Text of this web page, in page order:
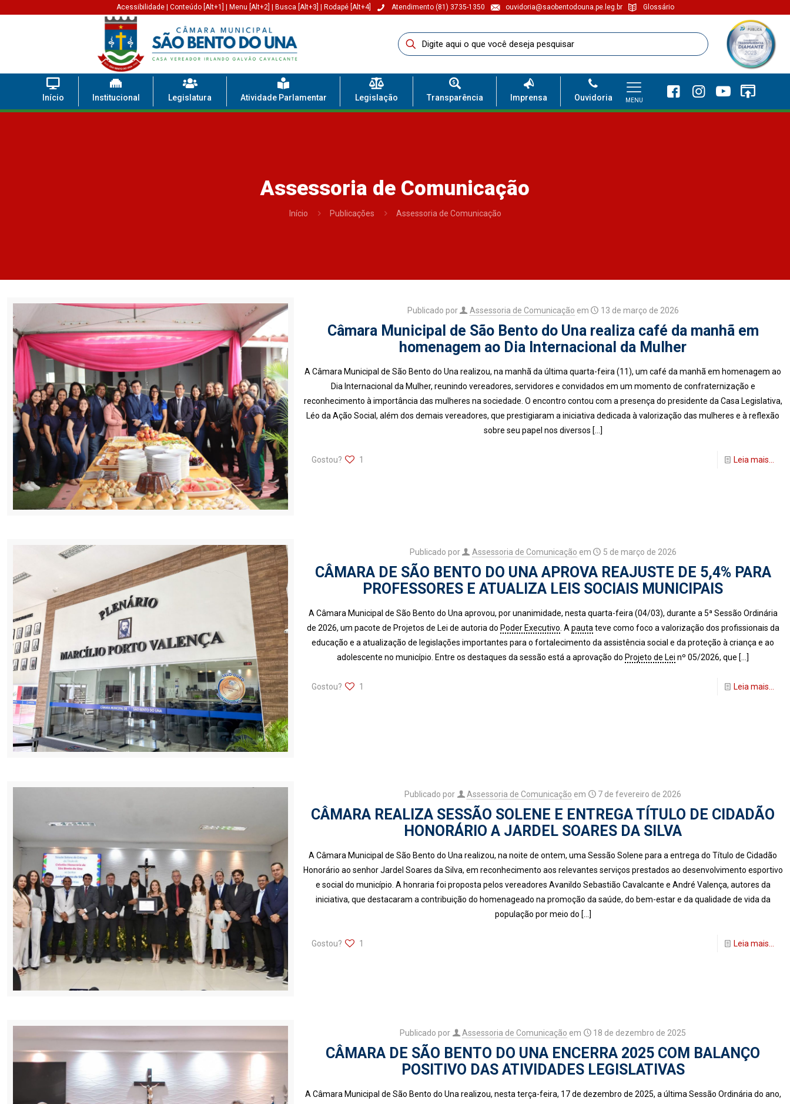
Acessibilidade| Conteúdo [Alt+1] Menu [Alt+2] Busca [Alt+3] Rodapé [Alt+4] Atendimento (81) 3735-1350 ouvidoria@saobentodouna.pe.leg.br Glossário
Início Institucional Legislatura Atividade Parlamentar Legislação Transparência Imprensa Ouvidoria MENU
Assessoria de Comunicação
Início Publicações Assessoria de Comunicação
Publicado por Assessoria de Comunicação em 13 de março de 2026
Câmara Municipal de São Bento do Una realiza café da manhã em
homenagem ao Dia Internacional da Mulher
A Câmara Municipal de São Bento do Una realizou, na manhã da última quarta-feira (11), um café da manhã em homenagem ao
Dia Internacional da Mulher, reunindo vereadores, servidores e convidados em um momento de confraternização e
reconhecimento à importância das mulheres na sociedade. O encontro contou com a presença do presidente da Casa Legislativa,
Léo da Ação Social, além dos demais vereadores, que prestigiaram a iniciativa dedicada à valorização das mulheres e à reflexão
sobre seu papel nos diversos […]
Gostou? 1 Leia mais...
Publicado por Assessoria de Comunicação em 5 de março de 2026
CÂMARA DE SÃO BENTO DO UNA APROVA REAJUSTE DE 5,4% PARA
PROFESSORES E ATUALIZA LEIS SOCIAIS MUNICIPAIS
A Câmara Municipal de São Bento do Una aprovou, por unanimidade, nesta quarta-feira (04/03), durante a 5ª Sessão Ordinária
de 2026, um pacote de Projetos de Lei de autoria do Poder Executivo. Apautateve como foco a valorização dos profissionais da
educação e a atualização de legislações importantes para o fortalecimento da assistência social e da proteção à criança e ao
adolescente no município. Entre os destaques da sessão está a aprovação do Projeto de Lei nº 05/2026, que […]
Gostou? 1 Leia mais...
Publicado por Assessoria de Comunicação em 7 de fevereiro de 2026
CÂMARA REALIZA SESSÃO SOLENE E ENTREGA TÍTULO DE CIDADÃO
HONORÁRIO A JARDEL SOARES DA SILVA
A Câmara Municipal de São Bento do Una realizou, na noite de ontem, uma Sessão Solene para a entrega do Título de Cidadão
Honorário ao senhor Jardel Soares da Silva, em reconhecimento aos relevantes serviços prestados ao desenvolvimento esportivo
e social do município. A honraria foi proposta pelos vereadores Avanildo Sebastião Cavalcante e André Valença, autores da
iniciativa, que destacaram a contribuição do homenageado na promoção da saúde, do bem-estar e da qualidade de vida da
população por meio do […]
Gostou? 1 Leia mais...
Publicado por Assessoria de Comunicação em 18 de dezembro de 2025
CÂMARA DE SÃO BENTO DO UNA ENCERRA 2025 COM BALANÇO
POSITIVO DAS ATIVIDADES LEGISLATIVAS
A Câmara Municipal de São Bento do Una realizou, nesta terça-feira, 17 de dezembro de 2025, a última Sessão Ordinária do ano,